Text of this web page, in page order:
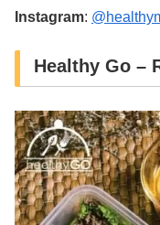
Instagram:
Healthy Go –